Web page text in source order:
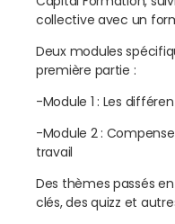
collective avec un
Deux modules
première partie :
-Module 1 : Les
-Module 2 :
travail
Des thèmes passés
clés, des quizz et